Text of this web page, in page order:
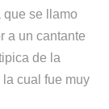
que se llamo
a un cantante
de la
cual fue muy